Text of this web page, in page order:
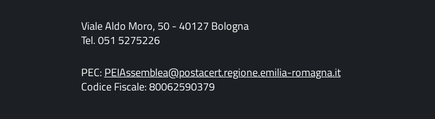
Viale Aldo Moro, 50 - 40127 Bologna
Tel. 051 5275226
PEC: PEIAssemblea@postacert.regione.emilia-romagna.it
Codice Fiscale: 80062590379